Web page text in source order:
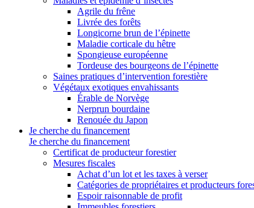
Agrile du frêne
Livrée des forêts
Longicorne brun de l’épinette
Maladie corticale du hêtre
Spongieuse européenne
Tordeuse des bourgeons de l’épinette
Saines pratiques d’intervention forestière
Végétaux exotiques envahissants
Érable de Norvège
Nerprun bourdaine
Renouée du Japon
Je cherche du financement
Je cherche du financement
Certificat de producteur forestier
Mesures fiscales
Achat d’un lot et les taxes à verser
Catégories de propriétaires et producteurs
Espoir raisonnable de profit